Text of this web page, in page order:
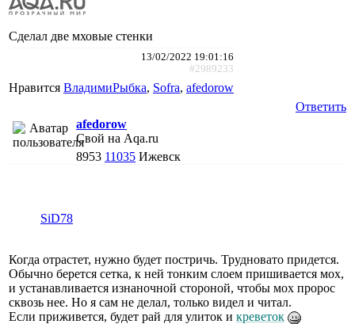
Сделал две мховые стенки
13/02/2022 19:01:16
#2989233
Нравится ВладимиРыбка, Sofra, afedorow
Ответить
afedorow
Свой на Aqa.ru
8953 11035 Ижевск
SiD78
Когда отрастет, нужно будет постричь. Трудновато придется.
Обычно берется сетка, к ней тонким слоем пришивается мох,
и устанавливается изнаночной стороной, чтобы мох пророс
сквозь нее. Но я сам не делал, только видел и читал.
Если приживется, будет рай для улиток и креветок